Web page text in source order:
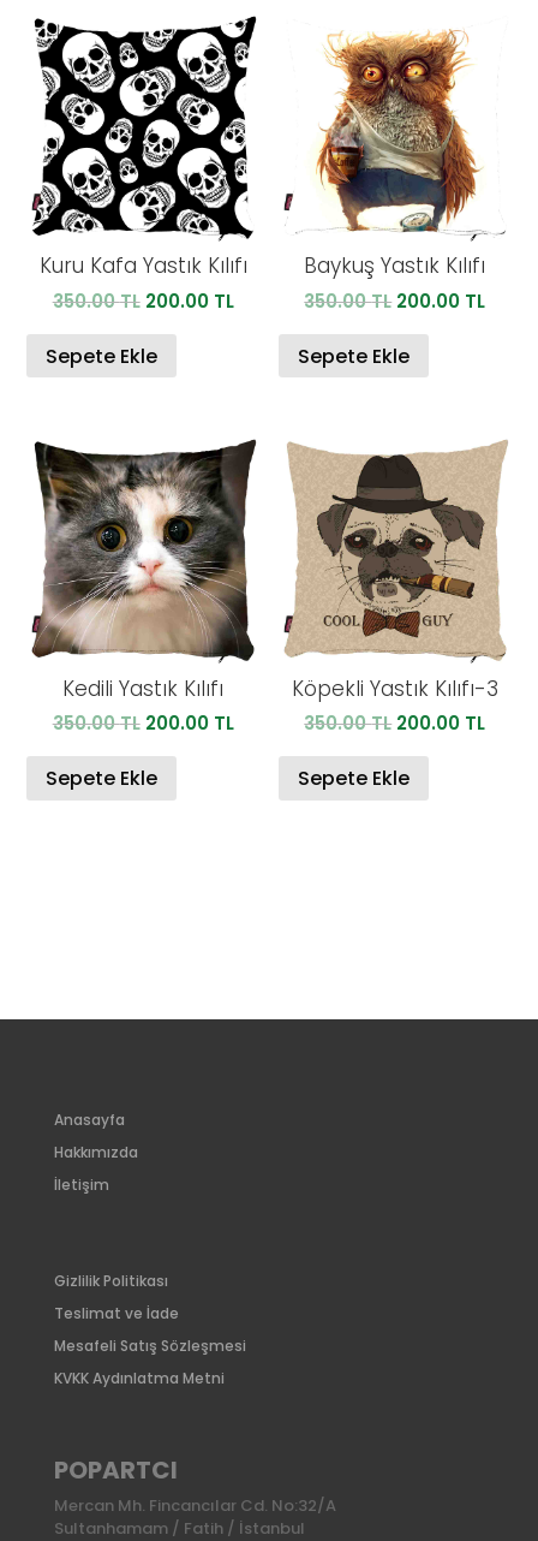
Kuru Kafa Yastık Kılıfı
350.00TL Orijinal
350.00 TL.
200.00 TLŞu
200.00 TL.
Sepete Ekle
Baykuş Yastık Kılıfı
350.00TL Orijinal
350.00 TL.
200.00 TLŞu
Sepete Ekle
Kedili Yastık Kılıfı
350.00TL Orijinal
350.00 TL.
200.00 TLŞu
200.00 TL.
Sepete Ekle
Köpekli Yastık Kılıfı-3
350.00TL Orijinal
350.00 TL.
200.00 TLŞu
Sepete Ekle
Anasayfa
Hakkımızda
İletişim
Gizlilik Politikası
Teslimat ve İade
Mesafeli Satış Sözleşmesi
KVKK Aydınlatma Metni
POPARTCI
Mercan Mh. Fincancılar Cd. No:32/A
Sultanhamam / Fatih / İstanbul